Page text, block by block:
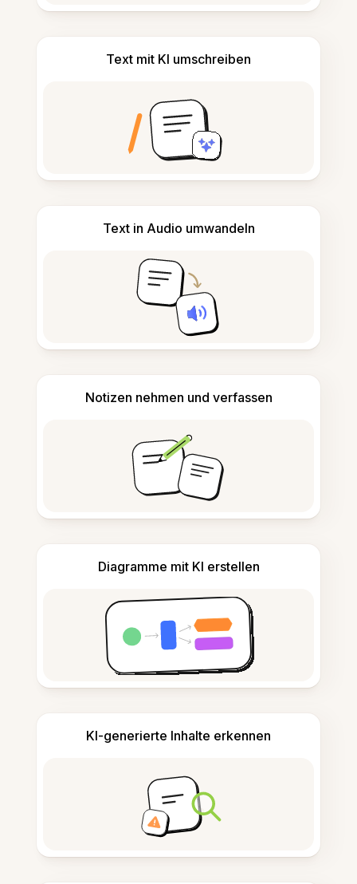
Text mit KI umschreiben
Text in Audio umwandeln
Notizen nehmen und verfassen
Diagramme mit KI erstellen
KI-generierte Inhalte erkennen